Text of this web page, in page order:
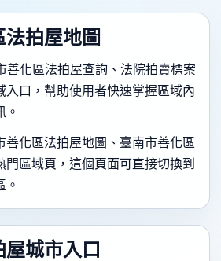
拍屋地圖
善化區法拍屋查詢、法院拍賣標案
入口，幫助使用者快速掌握區域內
。
善化區法拍屋地圖、臺南市善化區
門區域頁，這個頁面可直接切換到
。
城市入口